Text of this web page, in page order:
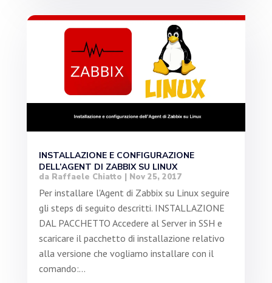
INSTALLAZIONE E CONFIGURAZIONE
DELL’AGENT DI ZABBIX SU LINUX
da Raffaele Chiatto Nov 25, 2017
Per installare l'Agent di Zabbix su Linux seguire
gli steps di seguito descritti. INSTALLAZIONE
DAL PACCHETTO Accedere al Server in SSH e
scaricare il pacchetto di installazione relativo
alla versione che vogliamo installare con il
comando:...